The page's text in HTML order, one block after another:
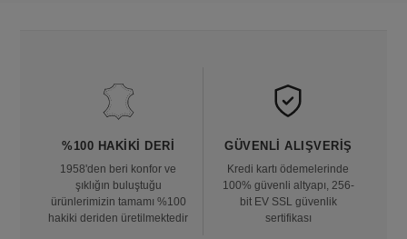
%100 HAKIKI DERI
1958'den beri konfor ve
şıklığın buluştuğu
ürünlerimizin tamamı %100
hakiki deriden üretilmektedir
GÜVENLI ALIŞVERIŞ
Kredi kartı ödemelerinde
100% güvenli altyapı, 256-
bit EV SSL güvenlik
sertifikası